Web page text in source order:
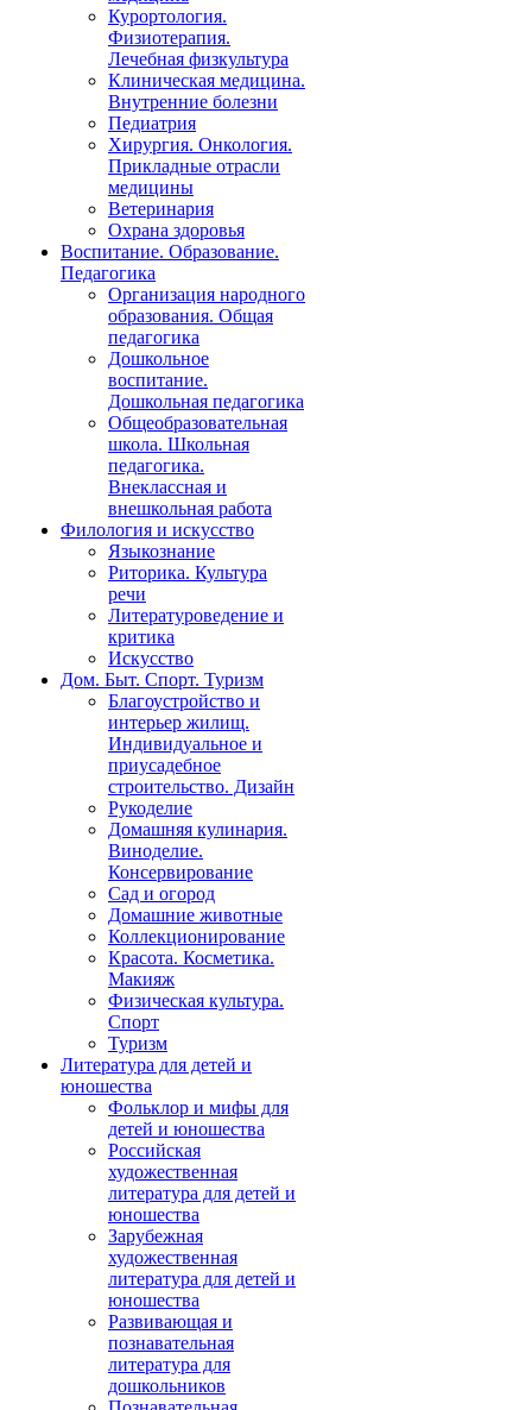
Курортология.
Физиотерапия.
Лечебная физкультура
Клиническая медицина.
Внутренние болезни
Педиатрия
Хирургия. Онкология.
Прикладные отрасли
медицины
Ветеринария
Охрана здоровья
Воспитание. Образование.
Педагогика
Организация народного
образования. Общая
педагогика
Дошкольное
воспитание.
Дошкольная педагогика
Общеобразовательная
школа. Школьная
педагогика.
Внеклассная и
внешкольная работа
Филология и искусство
Языкознание
Риторика. Культура
речи
Литературоведение и
критика
Искусство
Дом. Быт. Спорт. Туризм
Благоустройство и
интерьер жилищ.
Индивидуальное и
приусадебное
строительство. Дизайн
Рукоделие
Домашняя кулинария.
Виноделие.
Консервирование
Сад и огород
Домашние животные
Коллекционирование
Красота. Косметика.
Макияж
Физическая культура.
Спорт
Туризм
Литература для детей и
юношества
Фольклор и мифы для
детей и юношества
Российская
художественная
литература для детей и
юношества
Зарубежная
художественная
литература для детей и
юношества
Развивающая и
познавательная
литература для
дошкольников